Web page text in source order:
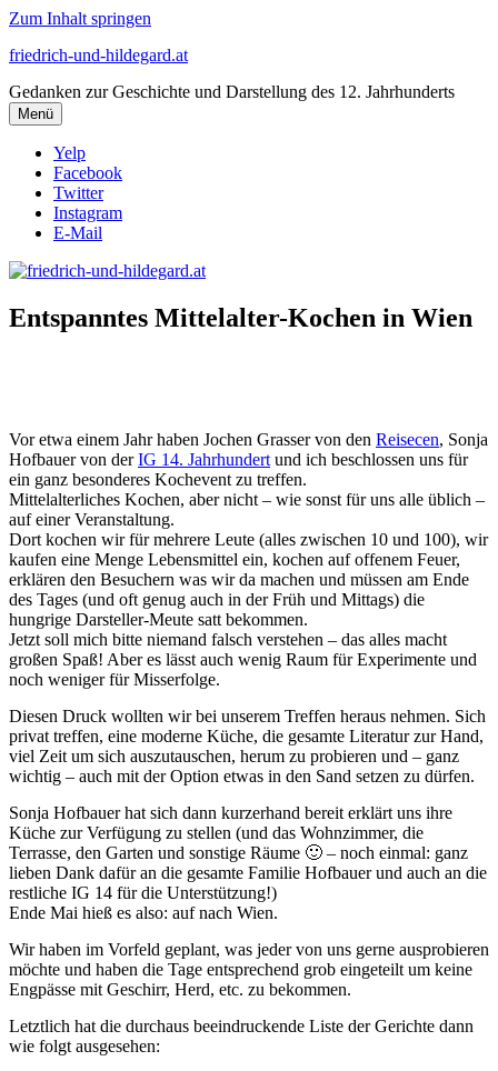
Zum Inhalt springen
friedrich-und-hildegard.at
Gedanken zur Geschichte und Darstellung des 12. Jahrhunderts
Menü
Yelp
Facebook
Twitter
Instagram
E-Mail
Entspanntes Mittelalter-Kochen in Wien
Vor etwa einem Jahr haben Jochen Grasser von den Reisecen, Sonja
Hofbauer von derIG 14. Jahrhundert und ich beschlossen uns für
ein ganz besonderes Kochevent zu treffen.
Mittelalterliches Kochen, aber nicht – wie sonst für uns alle üblich –
auf einer Veranstaltung.
Dort kochen wir für mehrere Leute (alles zwischen 10 und 100), wir
kaufen eine Menge Lebensmittel ein, kochen auf offenem Feuer,
erklären den Besuchern was wir da machen und müssen am Ende
des Tages (und oft genug auch in der Früh und Mittags) die
hungrige Darsteller-Meute satt bekommen.
Jetzt soll mich bitte niemand falsch verstehen – das alles macht
großen Spaß! Aber es lässt auch wenig Raum für Experimente und
noch weniger für Misserfolge.
Diesen Druck wollten wir bei unserem Treffen heraus nehmen. Sich
privat treffen, eine moderne Küche, die gesamte Literatur zur Hand,
viel Zeit um sich auszutauschen, herum zu probieren und – ganz
wichtig – auch mit der Option etwas in den Sand setzen zu dürfen.
Sonja Hofbauer hat sich dann kurzerhand bereit erklärt uns ihre
Küche zur Verfügung zu stellen (und das Wohnzimmer, die
Terrasse, den Garten und sonstige Räume 🙂 – noch einmal: ganz
lieben Dank dafür an die gesamte Familie Hofbauer und auch an die
restliche IG 14 für die Unterstützung!)
Ende Mai hieß es also: auf nach Wien.
Wir haben im Vorfeld geplant, was jeder von uns gerne ausprobieren
möchte und haben die Tage entsprechend grob eingeteilt um keine
Engpässe mit Geschirr, Herd, etc. zu bekommen.
Letztlich hat die durchaus beeindruckende Liste der Gerichte dann
wie folgt ausgesehen: